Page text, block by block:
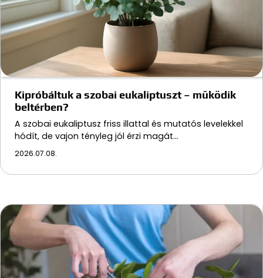
Kipróbáltuk a szobai eukaliptuszt – működik
beltérben?
A szobai eukaliptusz friss illattal és mutatós levelekkel
hódít, de vajon tényleg jól érzi magát…
2026.07.08.